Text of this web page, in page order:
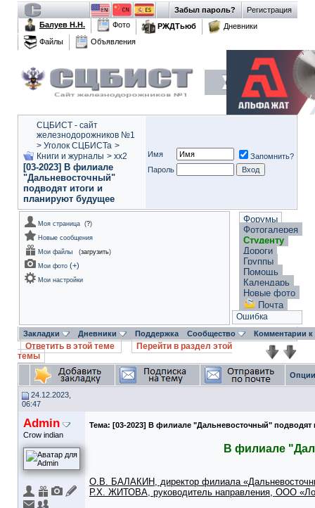
Регистрация
Забыл пароль?
Балуев Н.Н.
Фото РЖДТьюб
Дневники
Файлы
Объявления
СЦБИСТ - сайт
железнодорожников №1
> Уголок СЦБИСТа >
Книги и журналы > xx2
[03-2023] В филиале
"Дальневосточный"
подводят итоги и
планируют будущее
Имя
Запомнить?
Пароль
Моя страница (?)
Новые сообщения
Мои файлы
(загрузить)
Мои фото (+)
Мои настройки
Форумы
Фотогалерея
Студенту
Дороги
Группы
Помощь
Календарь
Новые фото
Почта
Ошибка
Закладки Дневники Поддержка Сообщество Комментарии
Ответить в этой теме
Перейти в раздел этой
темы
24.12.2023,
06:47
Admin
Crow indian
Тема: [03-2023] В филиале "Дальневосточный" подводят
В филиале
О.В. БАЛАКИН, директор филиала
Р.Х. ЖИТОВА, руководитель направления, ООО